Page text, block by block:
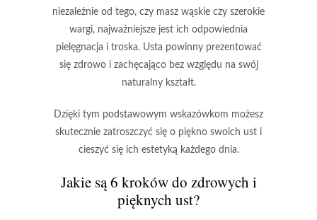
niezależnie od tego, czy masz wąskie czy szerokie
wargi, najważniejsze jest ich odpowiednia
pielęgnacja i troska. Usta powinny prezentować
się zdrowo i zachęcająco bez względu na swój
naturalny kształt.
Dzięki tym podstawowym wskazówkom możesz
skutecznie zatroszczyć się o piękno swoich ust i
cieszyć się ich estetyką każdego dnia.
Jakie są 6 kroków do zdrowych i
pięknych ust?